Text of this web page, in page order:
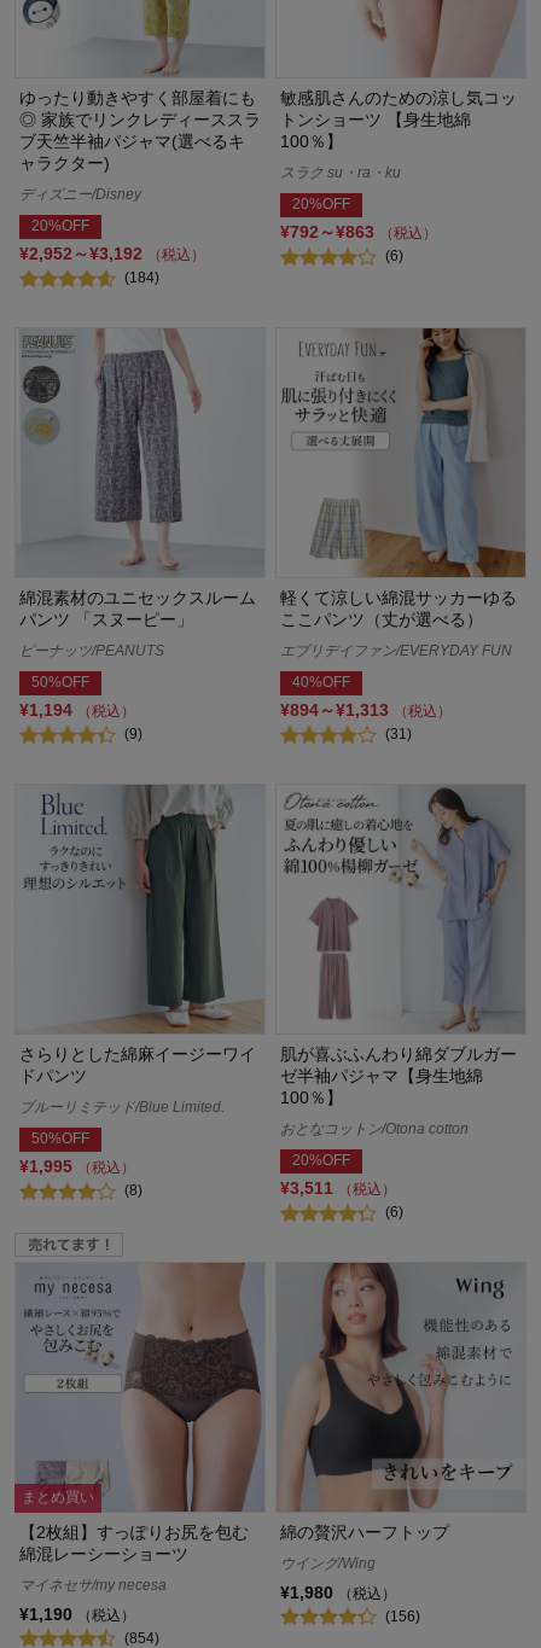
ゆったり動きやすく部屋着にも
◎ 家族でリンクレディーススラ
ブ天竺半袖パジャマ(選べるキ
ャラクター)
ディズニー/Disney
20%OFF
¥2,952～¥3,192
（税込）
(184)
敏感肌さんのための涼し気コッ
トンショーツ 【身生地綿
100％】
スラク su・ra・ku
20%OFF
¥792～¥863
（税込）
(6)
綿混素材のユニセックスルーム
パンツ 「スヌーピー」
ピーナッツ/PEANUTS
50%OFF
¥1,194
（税込）
(9)
軽くて涼しい綿混サッカーゆる
ここパンツ（丈が選べる）
エブリデイファン/EVERYDAY FUN
40%OFF
¥894～¥1,313
（税込）
(31)
さらりとした綿麻イージーワイ
ドパンツ
ブルーリミテッド/Blue Limited.
50%OFF
¥1,995
（税込）
(8)
肌が喜ぶふんわり綿ダブルガー
ゼ半袖パジャマ【身生地綿
100％】
おとなコットン/Otona cotton
20%OFF
¥3,511
（税込）
(6)
まとめ買い
【2枚組】すっぽりお尻を包む
綿混レーシーショーツ
マイネセサ/my necesa
¥1,190
（税込）
(854)
綿の贅沢ハーフトップ
ウイング/Wing
¥1,980
（税込）
(156)